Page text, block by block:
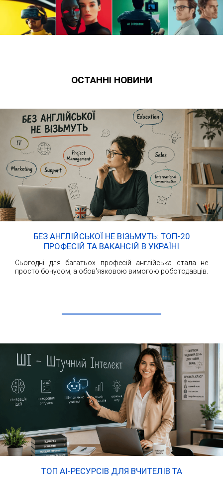
ОСТАННІ НОВИНИ
БЕЗ АНГЛІЙСЬКОЇ НЕ ВІЗЬМУТЬ: ТОП-20
ПРОФЕСІЙ ТА ВАКАНСІЙ В УКРАЇНІ
Сьогодні для багатьох професій англійська стала не
просто бонусом, а обов'язковою вимогою роботодавців.
ТОП AI-РЕСУРСІВ ДЛЯ ВЧИТЕЛІВ ТА